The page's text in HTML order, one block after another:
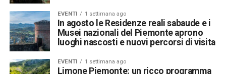
EVENTI 1 settimana ago
In agosto le Residenze reali sabaude e i
Musei nazionali del Piemonte aprono
luoghi nascosti e nuovi percorsi di visita
EVENTI 1 settimana ago
Limone Piemonte: un ricco programma